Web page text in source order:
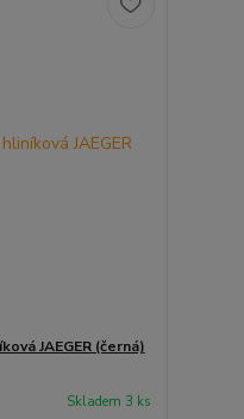
JAEGER (černá)
Skladem 3 ks